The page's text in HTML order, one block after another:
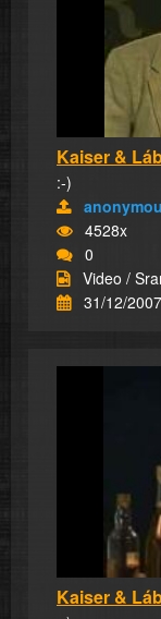
Kaiser &
:-)
4528x
0
Video /
31/12/2007
Kaiser &